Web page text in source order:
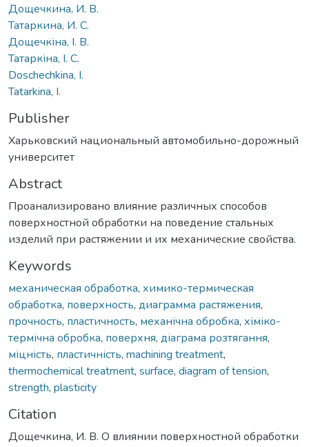
Дощечкина, И. В.
Татаркина, И. С.
Дощечкіна, І. В.
Татаркіна, І. С.
Doschechkina, I.
Tatarkina, I.
Publisher
Харьковский национальный автомобильно-дорожный
университет
Abstract
Проанализировано влияние различных способов
поверхностной обработки на поведение стальных
изделий при растяжении и их механические свойства.
Keywords
механическая обработка, химико-термическая
обработка, поверхность, диаграмма растяжения,
прочность, пластичность, механічна обробка, хіміко-
термічна обробка, поверхня, діаграма розтягання,
міцність, пластичність, machining treatment,
thermochemical treatment, surface, diagram of tension,
strength, plasticity
Citation
Дощечкина, И. В. О влиянии поверхностной обработки